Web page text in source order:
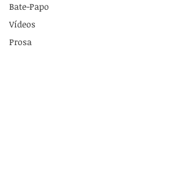
Bate-Papo
Vídeos
Prosa